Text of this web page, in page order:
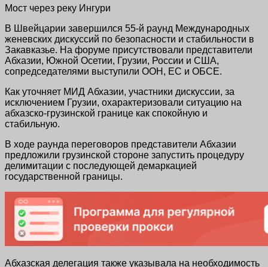
Мост через реку Ингури
В Швейцарии завершился 55-й раунд Международных
женевских дискуссий по безопасности и стабильности в
Закавказье. На форуме присутствовали представители
Абхазии, Южной Осетии, Грузии, России и США,
сопредседателями выступили ООН, ЕС и ОБСЕ.
Как уточняет МИД Абхазии, участники дискуссии, за
исключением Грузии, охарактеризовали ситуацию на
абхазско-грузинской границе как спокойную и
стабильную.
В ходе раунда переговоров представители Абхазии
предложили грузинской стороне запустить процедуру
делимитации с последующей демаркацией
государственной границы.
Абхазская делегация также указывала на необходимость